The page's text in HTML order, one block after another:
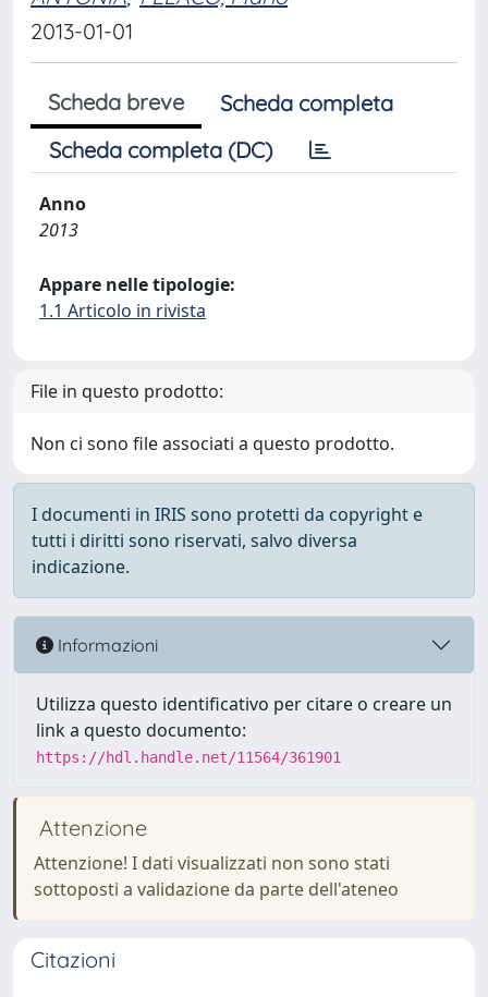
2013-01-01
Scheda breve
Scheda completa
Scheda completa (DC)
Anno
2013
Appare nelle tipologie:
1.1 Articolo in rivista
File in questo prodotto:
Non ci sono file associati a questo prodotto.
I documenti in IRIS sono protetti da copyright e
tutti i diritti sono riservati, salvo diversa
indicazione.
Informazioni
Utilizza questo identificativo per citare o creare un
link a questo documento:
https://hdl.handle.net/11564/361901
Attenzione
Attenzione! I dati visualizzati non sono stati
sottoposti a validazione da parte dell'ateneo
Citazioni